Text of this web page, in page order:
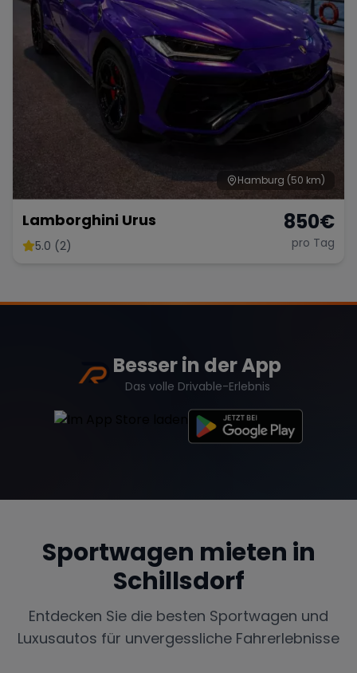
Hamburg (50 km)
Lamborghini Urus
5.0 (2)
850€
pro Tag
Besser in der App
Das volle Drivable-Erlebnis
Sportwagen mieten in
Schillsdorf
Entdecken Sie die besten Sportwagen und
Luxusautos für unvergessliche Fahrerlebnisse